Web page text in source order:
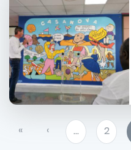
Pagination
Première
«
Page
précédente
‹ … Page
2